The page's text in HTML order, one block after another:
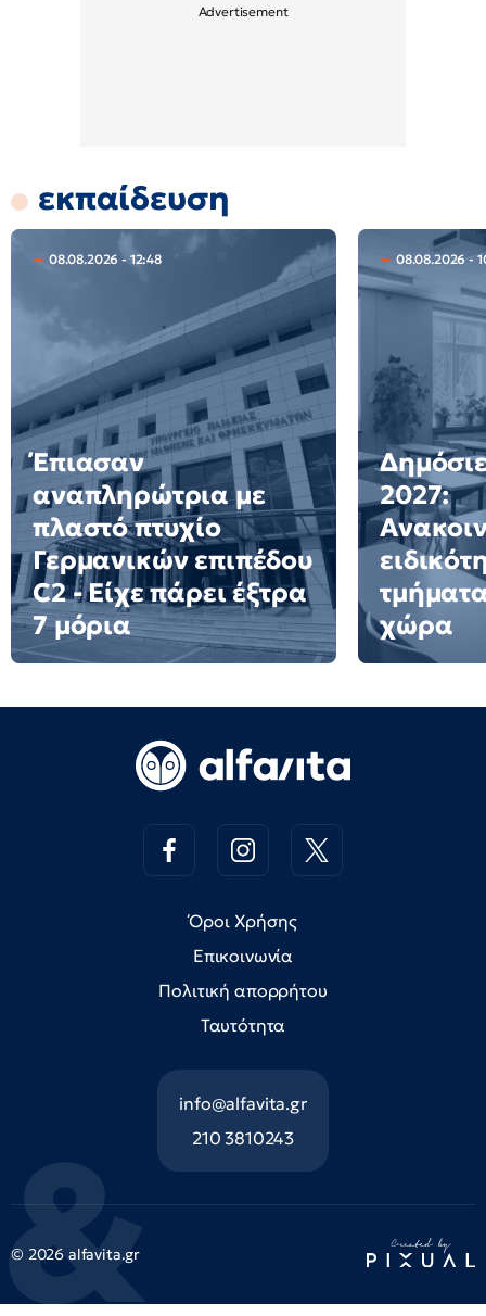
εκπαίδευση
08.08.2026 - 12:48
Έπιασαν
αναπληρώτρια με
πλαστό πτυχίο
Γερμανικών επιπέδου
C2 - Είχε πάρει έξτρα
7 μόρια
08.08.2026 -
2027:
χώρα
Όροι Χρήσης
Επικοινωνία
Πολιτική απορρήτου
Ταυτότητα
info@alfavita.gr
210 3810243
© 2026 alfavita.gr